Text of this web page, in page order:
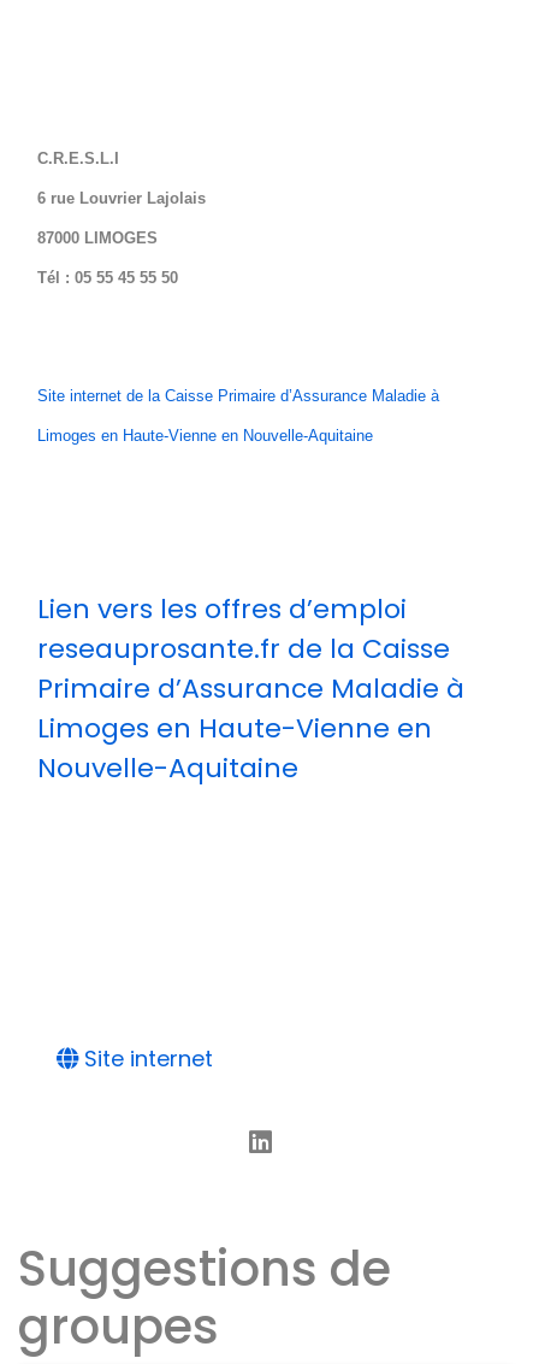
C.R.E.S.L.I
6 rue Louvrier Lajolais
87000 LIMOGES
Tél : 05 55 45 55 50
Site internet de la Caisse Primaire d’Assurance Maladie à
Limoges en Haute-Vienne en Nouvelle-Aquitaine
Lien vers les offres d’emploi
reseauprosante.fr de la Caisse
Primaire d’Assurance Maladie à
Limoges en Haute-Vienne en
Nouvelle-Aquitaine
Site internet
Suggestions de
groupes